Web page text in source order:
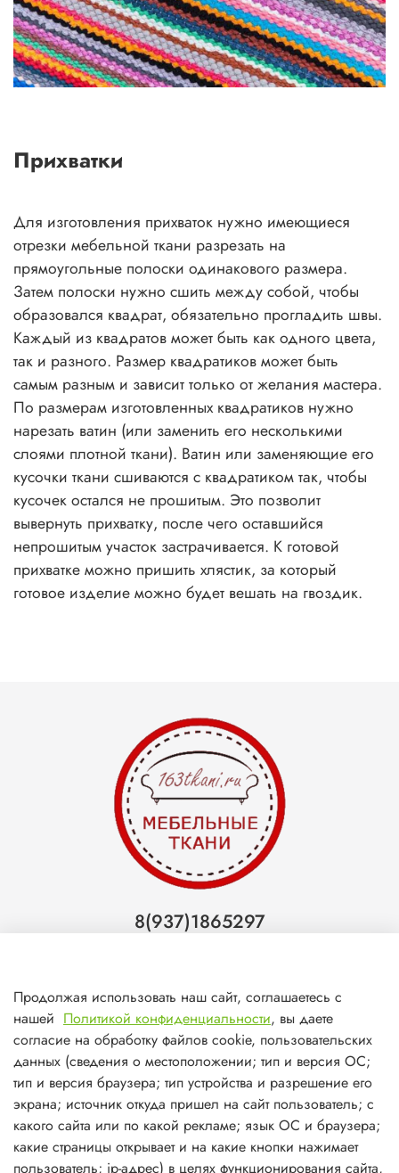
Прихватки
Для изготовления прихваток нужно имеющиеся
отрезки мебельной ткани разрезать на
прямоугольные полоски одинакового размера.
Затем полоски нужно сшить между собой, чтобы
образовался квадрат, обязательно прогладить швы.
Каждый из квадратов может быть как одного цвета,
так и разного. Размер квадратиков может быть
самым разным и зависит только от желания мастера.
По размерам изготовленных квадратиков нужно
нарезать ватин (или заменить его несколькими
слоями плотной ткани). Ватин или заменяющие его
кусочки ткани сшиваются с квадратиком так, чтобы
кусочек остался не прошитым. Это позволит
вывернуть прихватку, после чего оставшийся
непрошитым участок застрачивается. К готовой
прихватке можно пришить хлястик, за который
готовое изделие можно будет вешать на гвоздик.
8(937)1865297
Самара (ТЦ МегаМебель)
8(927)7360008
Самара (ст.м. Победа)
Продолжая использовать наш сайт, соглашаетесь с
нашей Политикой конфиденциальности, вы даете
согласие на обработку файлов cookie, пользовательских
данных (сведения о местоположении; тип и версия ОС;
тип и версия браузера; тип устройства и разрешение его
экрана; источник откуда пришел на сайт пользователь; с
какого сайта или по какой рекламе; язык ОС и браузера;
какие страницы открывает и на какие кнопки нажимает
пользователь; ip-адрес) в целях функционирования сайта,